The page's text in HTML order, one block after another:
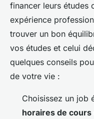
financer leurs études
expérience
trouver un bon
vos études et celui
quelques conseils
de votre vie :
Choisissez un job
horaires de cours